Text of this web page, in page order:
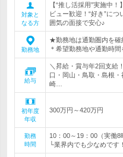
対象と
なる方
【“推し活採用”実施中
ビュー歓迎！“好き”に
囲気の面接で安心♪
勤務地
★勤務地は通勤圏内を
＊希望勤務地や通勤時
給与
＼昇給・賞与年2回支給
口・岡山・鳥取・島根
崎…
初年度
年収
300万円～420万円
勤務
時間
10：00～19：00（実働
└業界内でも少なめです